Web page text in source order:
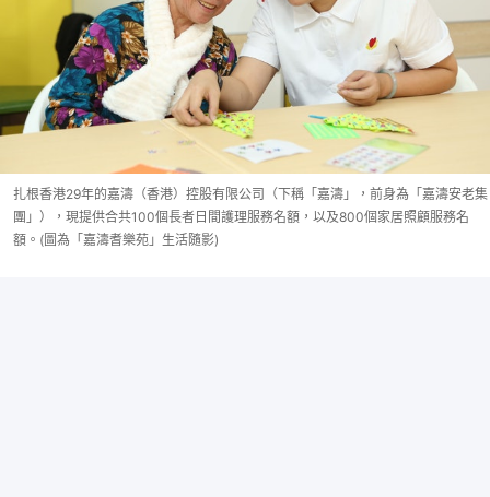
扎根香港29年的嘉濤（香港）控股有限公司（下稱「嘉濤」，前身為「嘉濤安老集
團」），現提供合共100個長者日間護理服務名額，以及800個家居照顧服務名
額。(圖為「嘉濤耆樂苑」生活隨影)